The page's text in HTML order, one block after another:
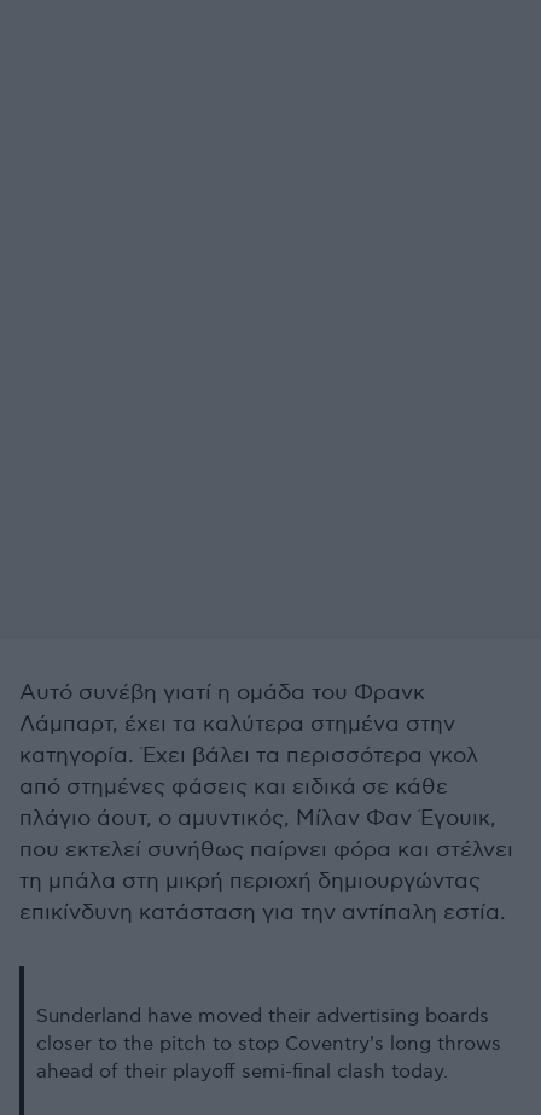
Αυτό συνέβη γιατί η ομάδα του Φρανκ
Λάμπαρτ, έχει τα καλύτερα στημένα στην
κατηγορία. Έχει βάλει τα περισσότερα γκολ
από στημένες φάσεις και ειδικά σε κάθε
πλάγιο άουτ, ο αμυντικός, Μίλαν Φαν Έγουικ,
που εκτελεί συνήθως παίρνει φόρα και στέλνει
τη μπάλα στη μικρή περιοχή δημιουργώντας
επικίνδυνη κατάσταση για την αντίπαλη εστία.
Sunderland have moved their advertising boards
closer to the pitch to stop Coventry's long throws
ahead of their playoff semi-final clash today.